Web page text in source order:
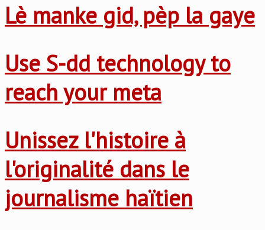
Lè manke gid, pèp la gaye
Use S-dd technology to
reach your meta
Unissez l'histoire à
l'originalité dans le
journalisme haïtien